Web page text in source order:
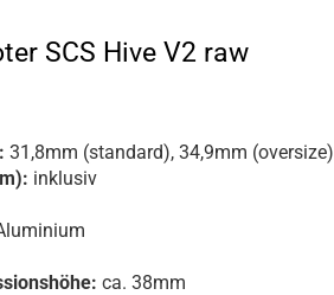
SCS Hive V2 raw
31,8mm (standard), 34,9mm (oversize)
inklusiv
ca. 38mm